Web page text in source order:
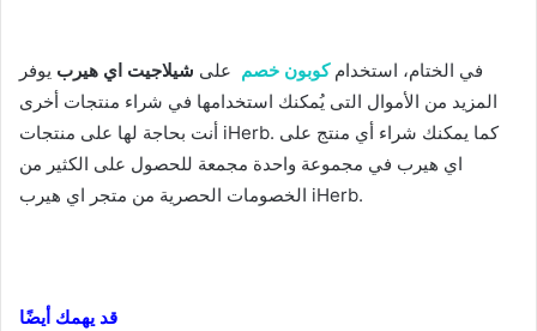
في الختام، استخدامكوبون خصم على شيلاجيت اي هيرب يوفر
المزيد من الأموال التى يُمكنك استخدامها في شراء منتجات أخرى
أنت بحاجة لها على منتجات iHerb. كما يمكنك شراء أي منتج على
اي هيرب في مجموعة واحدة مجمعة للحصول على الكثير من
الخصومات الحصرية من متجر اي هيرب iHerb.
قد يهمك أيضًا